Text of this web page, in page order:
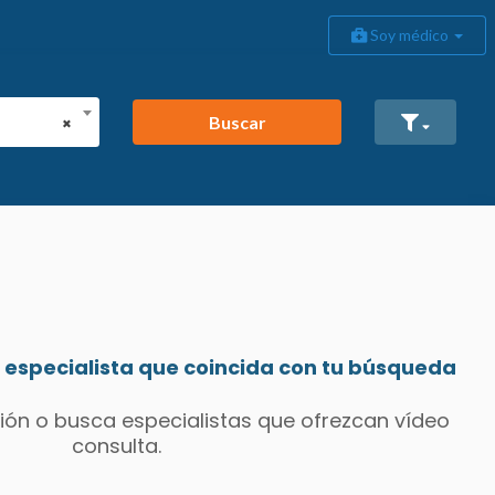
Soy médico
× Buscar
que coincida con tu búsqueda
o busca especialistas que ofrezcan vídeo
consulta.